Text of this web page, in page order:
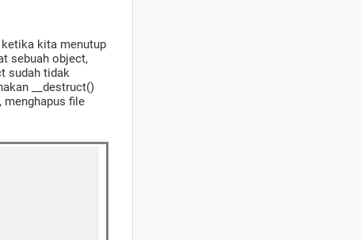
ketika kita menutup
sebuah object,
sudah tidak
__destruct()
file